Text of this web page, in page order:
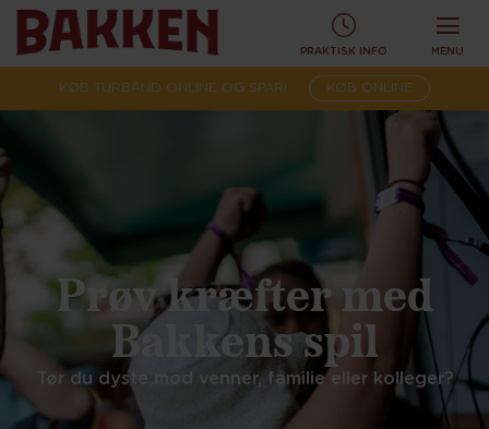
Prøv kræfter med
Bakkens spil
Tør du dyste mod venner, familie eller kolleger?
PRAKTISK INFO MENU
KØB TURBÅND ONLINE OG SPAR! KØB ONLINE